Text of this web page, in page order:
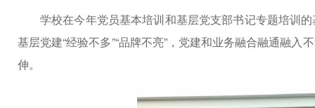
学校在今年党员基本培训和基层党支部书记专题培训
基层党建“经验不多”“品牌不亮”，党建和业务融合融通融
伸。